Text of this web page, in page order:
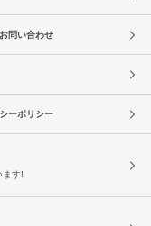
問い合わせ
ーポリシー
ます!